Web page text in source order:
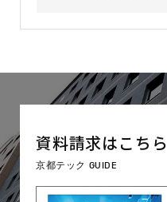
資料請求はこちら
京都テック GUIDE